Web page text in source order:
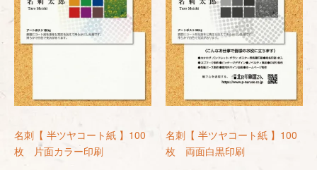
名刺【 半ツヤコート紙 】100
枚 片面カラー印刷
名刺【 半ツヤコート紙 】100
枚 両面白黒印刷